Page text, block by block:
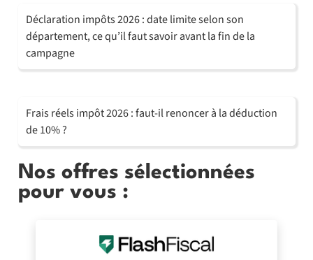
Déclaration impôts 2026 : date limite selon son
département, ce qu’il faut savoir avant la fin de la
campagne
Frais réels impôt 2026 : faut-il renoncer à la déduction
de 10% ?
Nos offres sélectionnées
pour vous :